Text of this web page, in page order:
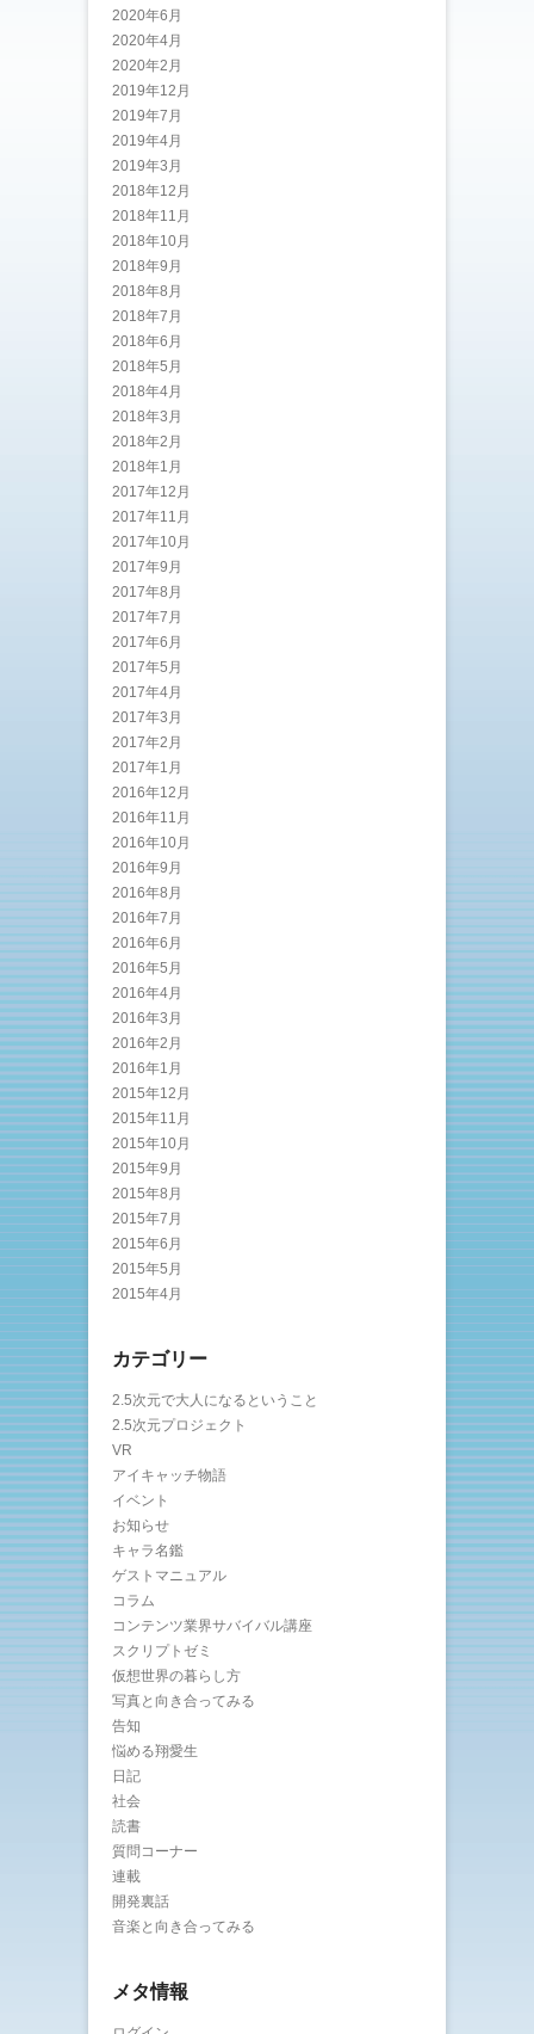
2020年6月
2020年4月
2020年2月
2019年12月
2019年7月
2019年4月
2019年3月
2018年12月
2018年11月
2018年10月
2018年9月
2018年8月
2018年7月
2018年6月
2018年5月
2018年4月
2018年3月
2018年2月
2018年1月
2017年12月
2017年11月
2017年10月
2017年9月
2017年8月
2017年7月
2017年6月
2017年5月
2017年4月
2017年3月
2017年2月
2017年1月
2016年12月
2016年11月
2016年10月
2016年9月
2016年8月
2016年7月
2016年6月
2016年5月
2016年4月
2016年3月
2016年2月
2016年1月
2015年12月
2015年11月
2015年10月
2015年9月
2015年8月
2015年7月
2015年6月
2015年5月
2015年4月
カテゴリー
2.5次元で大人になるということ
2.5次元プロジェクト
VR
アイキャッチ物語
イベント
お知らせ
キャラ名鑑
ゲストマニュアル
コラム
コンテンツ業界サバイバル講座
スクリプトゼミ
仮想世界の暮らし方
写真と向き合ってみる
告知
悩める翔愛生
日記
社会
読書
質問コーナー
連載
開発裏話
音楽と向き合ってみる
メタ情報